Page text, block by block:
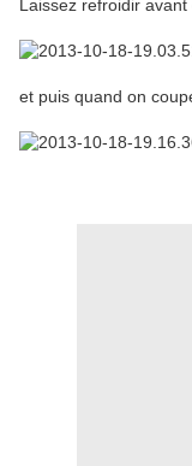
Laissez refroidir
et puis quand on